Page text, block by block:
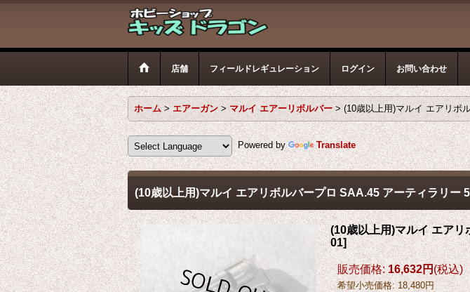
店舗 フィールドレギュレーション ログイン お問い合わせ
ホーム > エアーガン > マルイ エアーリボルバー > (10歳以上用)マルイ エアリボ
Powered by Translate
(10歳以上用)マルイ エアリボルバープロ SAA.45 アーティラリー
(10歳以上用)マルイ エア
01]
販売価格: 16,632円 (税込)
希望小売価格: 18,480円